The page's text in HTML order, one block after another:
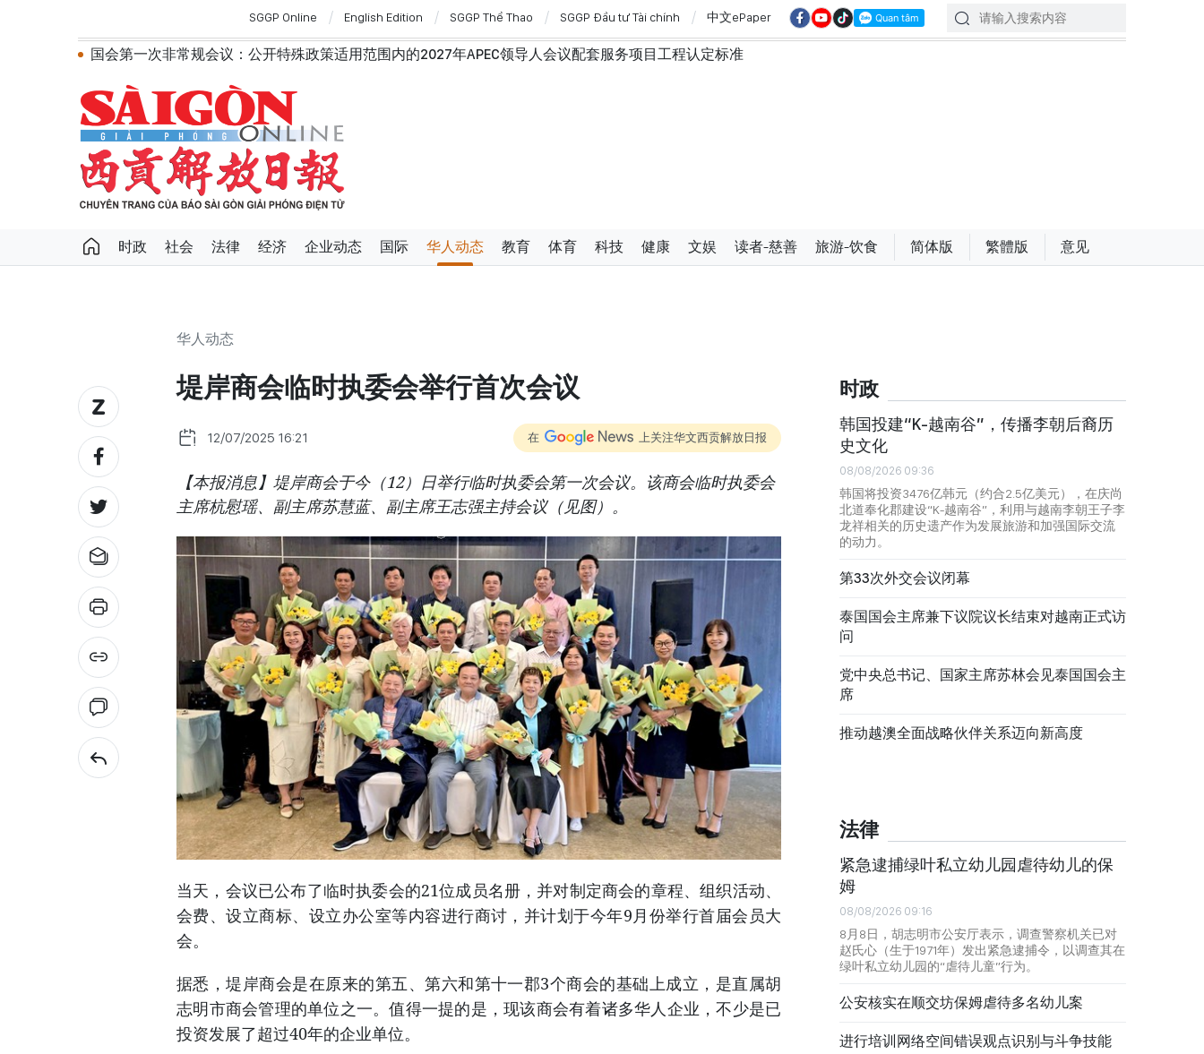
SGGP Online English Edition SGGP Thể Thao SGGP Đầu tư Tài chính 中文ePaper
国会第一次非常规会议：公开特殊政策适用范围内的2027年APEC领导人会议配套服务项目工程认定标准
越南国会主席陈青敏会见美国驻越南大使詹妮弗·威克斯
越南共产党中央总书记、国家主席苏林将对澳大利亚和新西兰进行国事访问
政府总理黎明兴：网络安全必须做到“维护系统”与“保护人员”紧密结合
越南政府总理黎明兴会见马来西亚国防部长
党中央总书记、国家主席苏林：越南与马来西亚关系日益活跃
党中央总书记、国家主席苏林：建设一部科学严谨、简明精炼、便于执行且具有长远生命力的党章
苏林总书记、国家主席会见东盟国家驻河内使节：共同建设团结、自强的东盟共同体
时政
社会 法律 经济 企业动态 国际 华人动态 教育 体育 科技 健康 文娱 读者-慈善 旅游-饮食 简体版 繁體版 意见
华人动态
堤岸商会临时执委会举行首次会议
12/07/2025 16:21 在 上关注华文西贡解放日报
【本报消息】堤岸商会于今（12）日举行临时执委会第一次会议。该商会临时执委会
主席杭慰瑶、副主席苏慧蓝、副主席王志强主持会议（见图）。
当天，会议已公布了临时执委会的21位成员名册，并对制定商会的章程、组织活动、
会费、设立商标、设立办公室等内容进行商讨，并计划于今年9月份举行首届会员大
会。
据悉，堤岸商会是在原来的第五、第六和第十一郡3个商会的基础上成立，是直属胡
志明市商会管理的单位之一。值得一提的是，现该商会有着诸多华人企业，不少是已
投资发展了超过40年的企业单位。
时政
韩国投建“K-越南谷”，传播李朝后裔历
史文化
08/08/2026 09:36
韩国将投资3476亿韩元（约合2.5亿美元），在庆尚
北道奉化郡建设“K-越南谷”，利用与越南李朝王子李
龙祥相关的历史遗产作为发展旅游和加强国际交流
的动力。
第33次外交会议闭幕
泰国国会主席兼下议院议长结束对越南正式访
问
党中央总书记、国家主席苏林会见泰国国会主
席
推动越澳全面战略伙伴关系迈向新高度
法律
紧急逮捕绿叶私立幼儿园虐待幼儿的保
姆
08/08/2026 09:16
8月8日，胡志明市公安厅表示，调查警察机关已对
赵氏心（生于1971年）发出紧急逮捕令，以调查其在
绿叶私立幼儿园的“虐待儿童”行为。
公安核实在顺交坊保姆虐待多名幼儿案
进行培训网络空间错误观点识别与斗争技能